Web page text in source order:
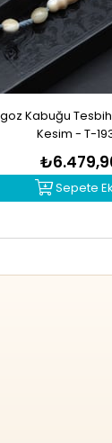
Kabuğu Tesbih
Kesim - T-
Sepete